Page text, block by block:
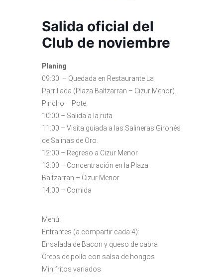
Salida oficial del
Club de noviembre
Planing
09:30 – Quedada en Restaurante La
Parrillada (Plaza Baltzarran – Cizur Menor).
Pincho – Pote
10:00 – Salida a la ruta
11:00 – Visita guiada a las Salineras Gironés
de Salinas de Oro.
12:00 – Regreso a Cizur Menor
13:00 – Concentración en la Plaza
Baltzarran – Cizur Menor
14:00 – Comida
Menú:
Entrantes (a compartir cada 4):
Ensalada de Bacon y queso de cabra
Creps de pollo con salsa de hongos
Minifritos variados